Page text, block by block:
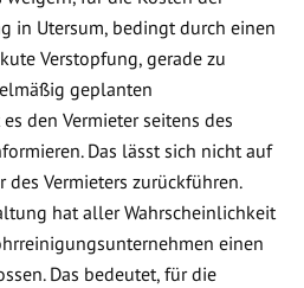
in Utersum, bedingt durch einen
Verstopfung, gerade zu
geplanten
den Vermieter seitens des
Das lässt sich nicht auf
Vermieters zurückführen.
hat aller Wahrscheinlichkeit
einen
Das bedeutet, für die